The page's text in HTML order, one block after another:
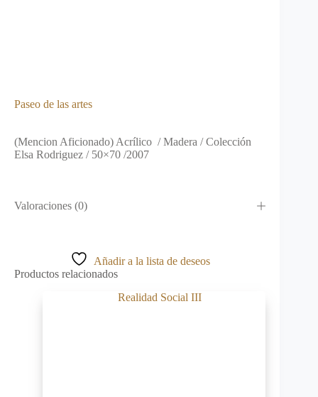
Paseo de las artes
(Mencion Aficionado) Acrílico / Madera / Colección
Elsa Rodriguez / 50×70 /2007
Valoraciones (0)
Añadir a la lista de deseos
Productos relacionados